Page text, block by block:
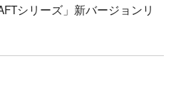
シリーズ」新バージョンリ